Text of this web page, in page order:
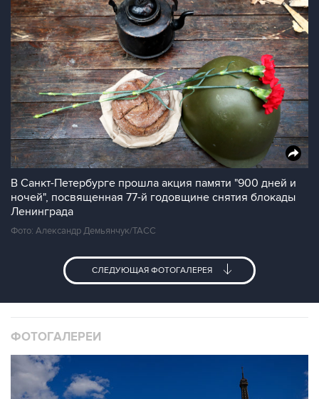
В Санкт-Петербурге прошла акция памяти "900 дней и
ночей", посвященная 77-й годовщине снятия блокады
Ленинграда
Фото: Александр Демьянчук/ТАСС
СЛЕДУЮЩАЯ ФОТОГАЛЕРЕЯ
ФОТОГАЛЕРЕИ